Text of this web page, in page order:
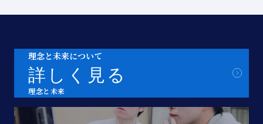
理念と未来について
詳しく見る
理念と未来